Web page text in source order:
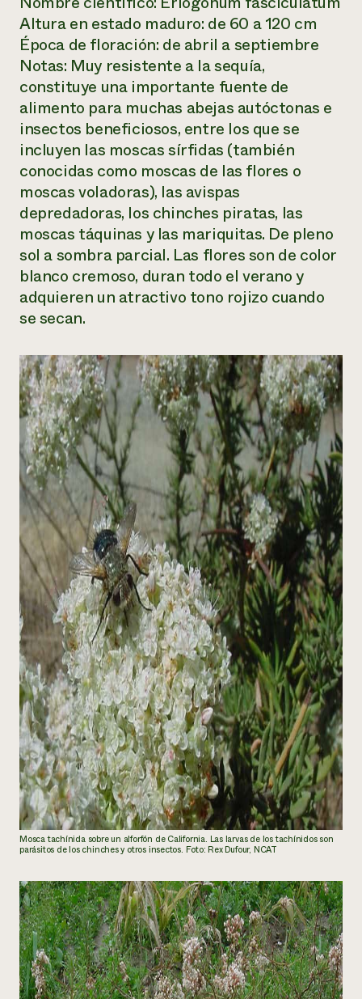
Altura en estado maduro: de 60 a 120 cm
Época de floración: de abril a septiembre
Notas: Muy resistente a la sequía,
constituye una importante fuente de
alimento para muchas abejas autóctonas e
insectos beneficiosos, entre los que se
incluyen las moscas sírfidas (también
conocidas como moscas de las flores o
moscas voladoras), las avispas
depredadoras, los chinches piratas, las
moscas táquinas y las mariquitas. De pleno
sol a sombra parcial. Las flores son de color
blanco cremoso, duran todo el verano y
adquieren un atractivo tono rojizo cuando
se secan.
Mosca tachínida sobre un alforfón de California. Las larvas de los tachínidos son
parásitos de los chinches y otros insectos. Foto: Rex Dufour, NCAT